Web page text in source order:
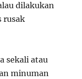
dilakukan
rusak
sekali atau
minuman